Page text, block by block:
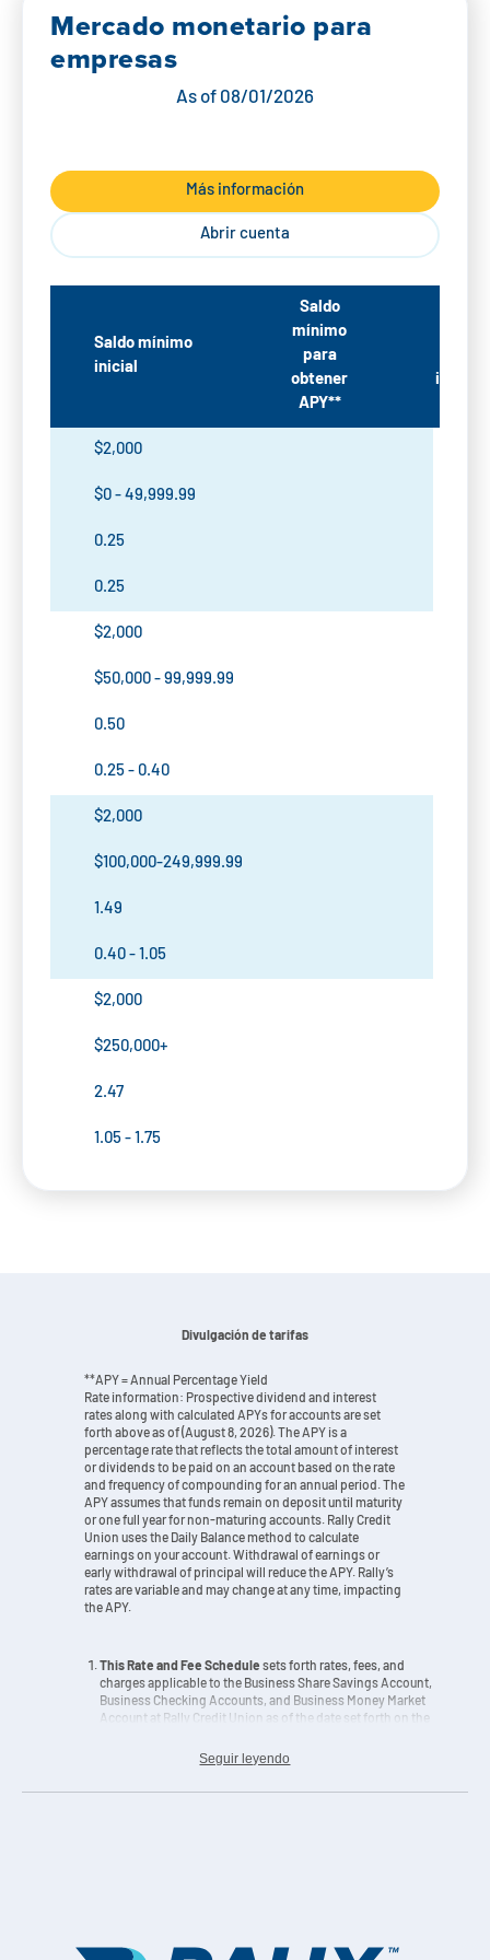
Mercado monetario para
empresas
As of 08/01/2026
Más información
Abrir cuenta
Saldo mínimo
inicial
Saldo
mínimo
para
obtener
APY**
interés
$2,000
$0 - 49,999.99
0.25
0.25
$2,000
$50,000 - 99,999.99
0.50
0.25 - 0.40
$2,000
$100,000-249,999.99
1.49
0.40 - 1.05
$2,000
$250,000+
2.47
1.05 - 1.75
Divulgación de tarifas
**APY = Annual Percentage Yield
Rate information: Prospective dividend and interest
rates along with calculated APYs for accounts are set
forth above as of (August 8, 2026). The APY is a
percentage rate that reflects the total amount of interest
or dividends to be paid on an account based on the rate
and frequency of compounding for an annual period. The
APY assumes that funds remain on deposit until maturity
or one full year for non-maturing accounts. Rally Credit
Union uses the Daily Balance method to calculate
earnings on your account. Withdrawal of earnings or
early withdrawal of principal will reduce the APY. Rally’s
rates are variable and may change at any time, impacting
the APY.
This Rate and Fee Schedule sets forth rates, fees, and
charges applicable to the Business Share Savings Account,
Business Checking Accounts, and Business Money Market
Account at Rally Credit Union as of the date set forth on the
of, and in addition to, your Business Member Account
this for additional terms, conditions, and limitations that
example, on a $500,000 balance, you will earn a rate of
Seguir leyendo